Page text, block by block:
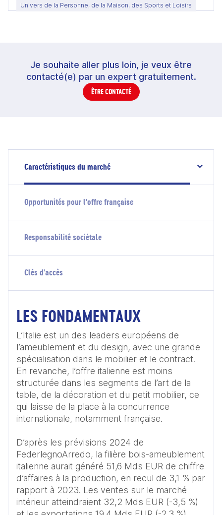
Univers de la Personne, de la Maison, des Sports et Loisirs
Je souhaite aller plus loin, je veux être
contacté(e) par un expert gratuitement.
ÊTRE CONTACTÉ
Caractéristiques du marché
Opportunités pour l'offre française
Responsabilité sociétale
Clés d'accès
LES FONDAMENTAUX
L’Italie est un des leaders européens de
l’ameublement et du design, avec une grande
spécialisation dans le mobilier et le contract.
En revanche, l’offre italienne est moins
structurée dans les segments de l’art de la
table, de la décoration et du petit mobilier, ce
qui laisse de la place à la concurrence
internationale, notamment française.
D’après les prévisions 2024 de
FederlegnoArredo, la filière bois-ameublement
italienne aurait généré 51,6 Mds EUR de chiffre
d’affaires à la production, en recul de 3,1 % par
rapport à 2023. Les ventes sur le marché
intérieur atteindraient 32,2 Mds EUR (-3,5 %)